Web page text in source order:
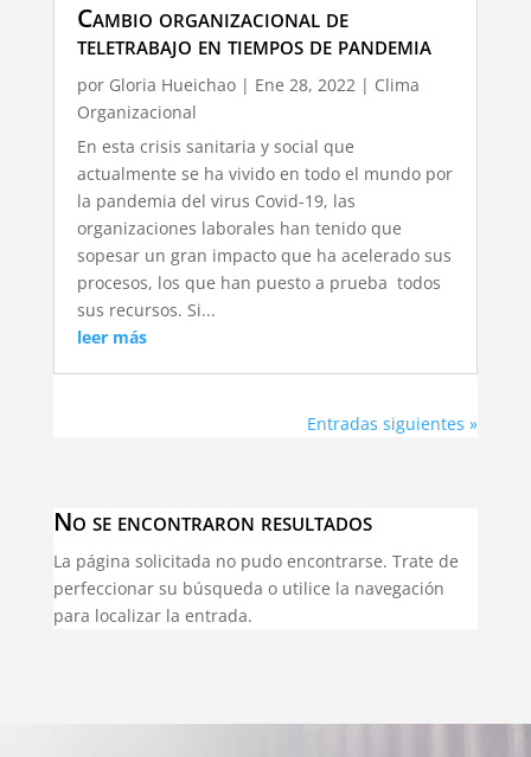
Cambio organizacional de
teletrabajo en tiempos de pandemia
por Gloria Hueichao| Ene 28, 2022| Clima
Organizacional
En esta crisis sanitaria y social que
actualmente se ha vivido en todo el mundo por
la pandemia del virus Covid-19, las
organizaciones laborales han tenido que
sopesar un gran impacto que ha acelerado sus
procesos, los que han puesto a prueba todos
sus recursos. Si...
leer más
Entradas siguientes »
No se encontraron resultados
La página solicitada no pudo encontrarse. Trate de
perfeccionar su búsqueda o utilice la navegación
para localizar la entrada.